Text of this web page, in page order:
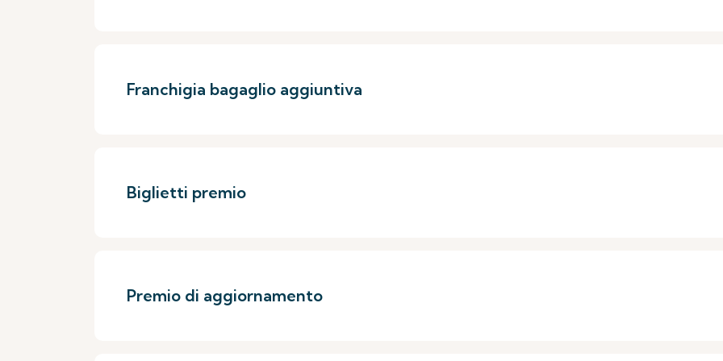
Franchigia bagaglio aggiuntiva
Biglietti premio
Premio di aggiornamento